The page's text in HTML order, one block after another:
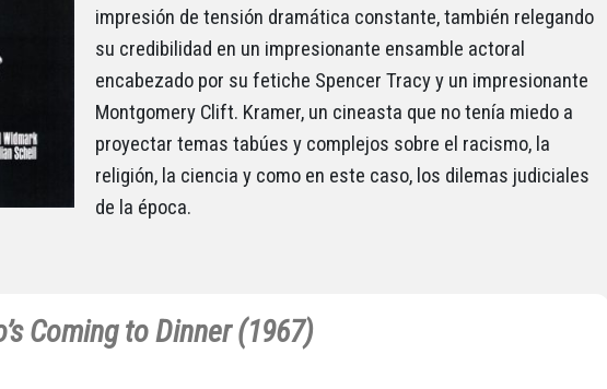
impresión de tensión dramática constante, también relegando
su credibilidad en un impresionante ensamble actoral
encabezado por su fetiche Spencer Tracy y un impresionante
Montgomery Clift. Kramer, un cineasta que no tenía miedo a
proyectar temas tabúes y complejos sobre el racismo, la
religión, la ciencia y como en este caso, los dilemas judiciales
de la época.
Coming to Dinner (1967)